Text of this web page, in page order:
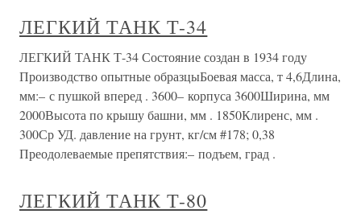
ЛЕГКИЙ ТАНК Т-34
ЛЕГКИЙ ТАНК Т-34 Состояние создан в 1934 году
Производство опытные образцыБоевая масса, т 4,6Длина,
мм:– с пушкой вперед . 3600– корпуса 3600Ширина, мм
2000Высота по крышу башни, мм . 1850Клиренс, мм .
300Ср УД. давление на грунт, кг/см #178; 0,38
Преодолеваемые препятствия:– подъем, град .
ЛЕГКИЙ ТАНК Т-80